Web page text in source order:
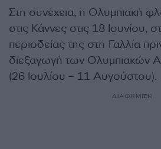
Στη συνέχεια, η Ολυμπιακή
στις Κάννες στις 18 Ιουνίου,
περιοδείας της στη Γαλλία
διεξαγωγή των Ολυμπιακών
(26 Ιουλίου – 11 Αυγούστου).
ΔΙΑΦΗΜΙΣΗ